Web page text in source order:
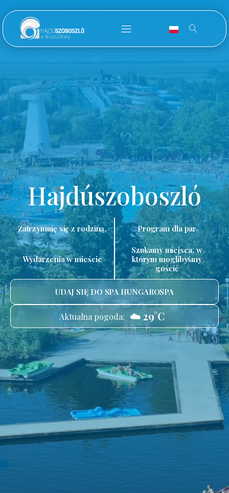
Hajdúszoboszló
Zatrzymuję się z rodziną. Program dla par
Wydarzenia w mieście
Szukamy miejsca, w
którym moglibyśmy
gościć
UDAJ SIĘ DO SPA HUNGAROSPA
Aktualna pogoda: ☁️ 29°C